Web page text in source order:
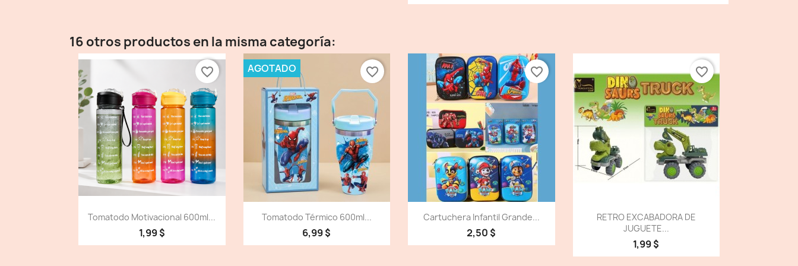
16 otros productos en la misma categoría:
Vista detallada
Tomatodo Motivacional 600ml...
1,99 $
favorite_border
Vista detallada
Tomatodo Térmico 600ml...
6,99 $
AGOTADO favorite_border
Vista detallada
Cartuchera Infantil Grande...
2,50 $
favorite_border
Vista detallada
RETRO EXCABADORA DE
JUGUETE...
1,99 $
favorite_border